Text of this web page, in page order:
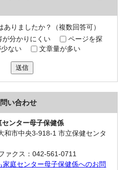
ありましたか？（複数回答可）
が分かりにくい
ページを探
ない 文章量が多い
送信
い合わせ
ンター母子保健係
市中央3-918-1 市立保健センタ
クス：042-561-0711
家庭センター母子保健係へのお問